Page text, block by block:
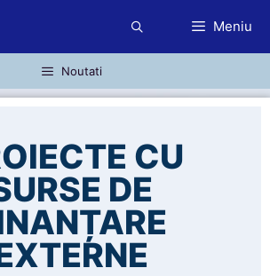
Meniu
Noutati
CU
DE